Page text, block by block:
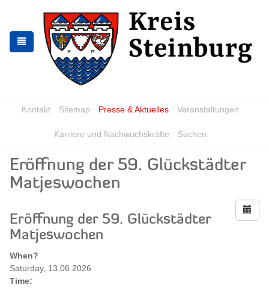
the
navigation
the
content
Kontakt Sitemap Presse & Aktuelles Veranstaltungen
Karriere und Nachwuchskräfte Suchen
Eröffnung der 59. Glückstädter
Matjeswochen
Eröffnung der 59. Glückstädter
Matjeswochen
When?
Saturday, 13.06.2026
Time: